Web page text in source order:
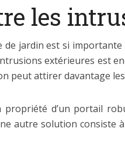
les
de jardin est si
extérieures est
peut attirer davantage
d’un portail
autre solution consiste